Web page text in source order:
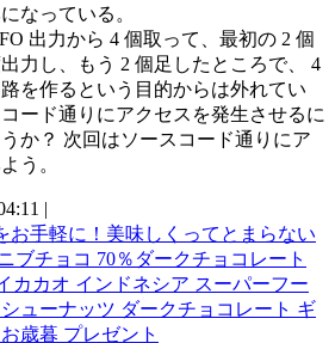
なっている。
出力から 4 個取って、最初の 2 個
力し、もう 2 個足したところで、 4
を作るという目的からは外れてい
ード通りにアクセスを発生させるに
か？ 次回はソースコード通りにア
う。
|
お手軽に！美味しくってとまらない
ブチョコ 70％ダークチョコレート
カカオ インドネシア スーパーフー
ューナッツ ダークチョコレート ギ
歳暮 プレゼント